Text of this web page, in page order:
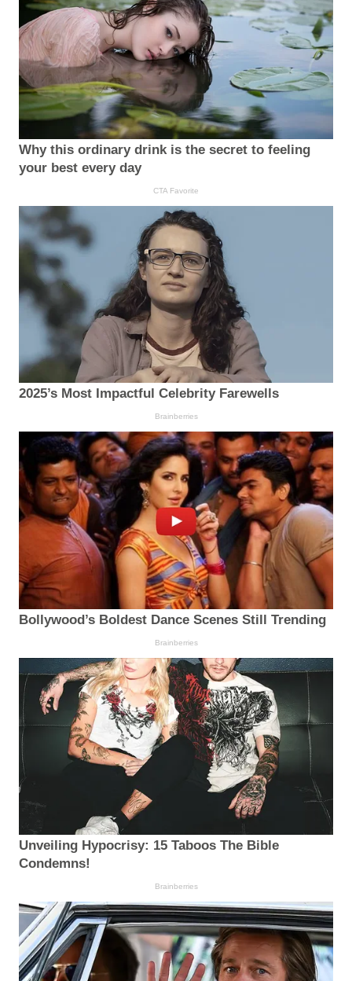
Why this ordinary drink is the secret to feeling
your best every day
CTA Favorite
2025’s Most Impactful Celebrity Farewells
Brainberries
Bollywood’s Boldest Dance Scenes Still Trending
Brainberries
Unveiling Hypocrisy: 15 Taboos The Bible
Condemns!
Brainberries